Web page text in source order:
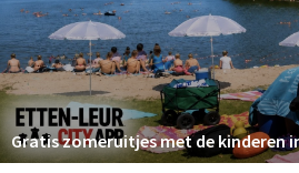
Drinken
Slapen
Recreatief
Winkels
Gratis zomeruitjes met de kinderen